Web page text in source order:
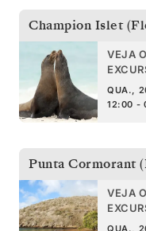
Champion Islet
VEJA
QUA.,
12:00 -
Punta Cormorant
VEJA
QUA.,